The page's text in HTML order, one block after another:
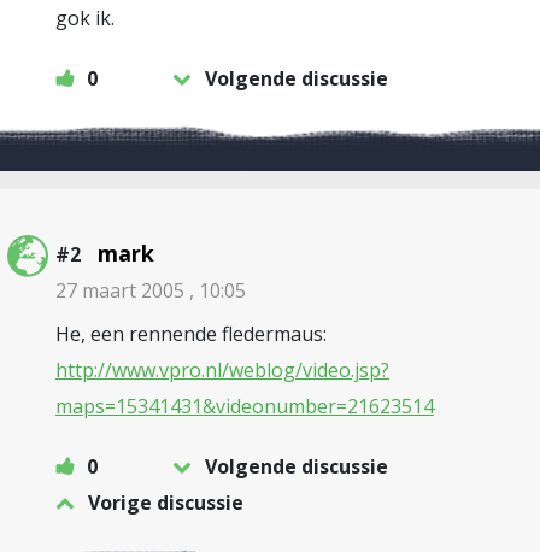
gok ik.
0 Volgende discussie
#2 mark
27 maart 2005 , 10:05
He, een rennende fledermaus:
http://www.vpro.nl/weblog/video.jsp?
maps=15341431&videonumber=21623514
0
Volgende discussie
Vorige discussie